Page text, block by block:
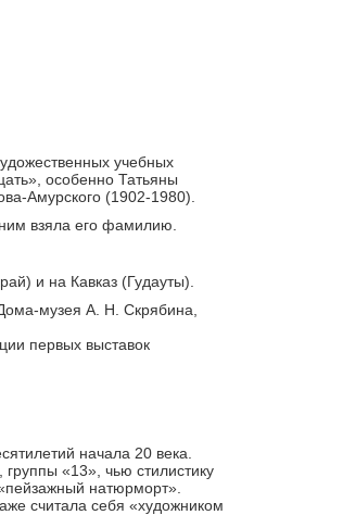
учебных
особенно Татьяны
Амурского (1902-1980).
взяла его фамилию.
и на Кавказ (Гудауты).
музея А. Н. Скрябина,
первых выставок
начала 20 века.
«13», чью стилистику
натюрморт».
считала себя «художником